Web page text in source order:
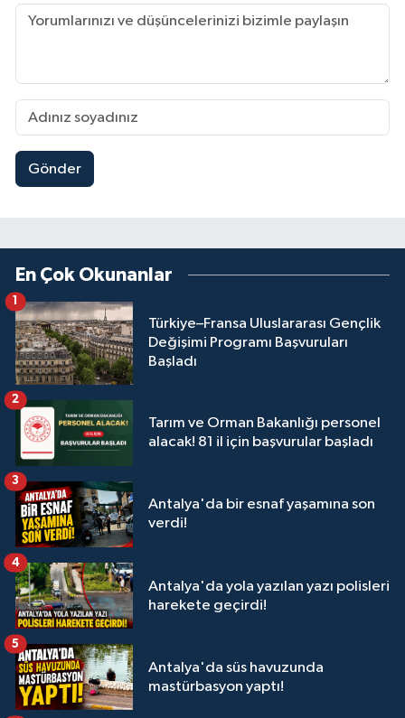
Gönder
En Çok Okunanlar
Türkiye–Fransa Uluslararası Gençlik
Değişimi Programı Başvuruları
Başladı
1
Tarım ve Orman Bakanlığı personel
alacak! 81 il için başvurular başladı
2
Antalya'da bir esnaf yaşamına son
verdi!
3
Antalya'da yola yazılan yazı polisleri
harekete geçirdi!
4
Antalya'da süs havuzunda
mastürbasyon yaptı!
5